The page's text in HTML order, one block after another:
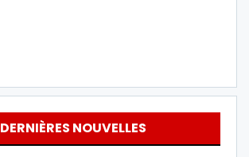
DERNIÈRES NOUVELLES